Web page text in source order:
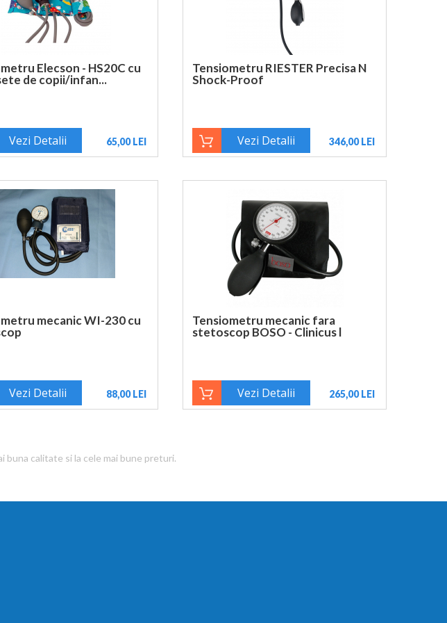
Elecson - HS20C cu
de copii/infan...
Vezi Detalii 65,00 LEI
Tensiometru RIESTER Precisa N
Shock-Proof
Vezi Detalii 346,00 LEI
mecanic WI-230 cu
Vezi Detalii 88,00 LEI
Tensiometru mecanic fara
stetoscop BOSO - Clinicus l
Vezi Detalii 265,00 LEI
buna calitate si la cele mai bune preturi.